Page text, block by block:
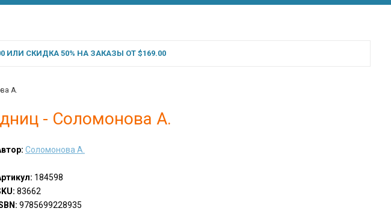
СКИДКА 50% НА ЗАКАЗЫ ОТ $169.00
А.
- Соломонова А.
Соломонова А.
184598
83662
9785699228935